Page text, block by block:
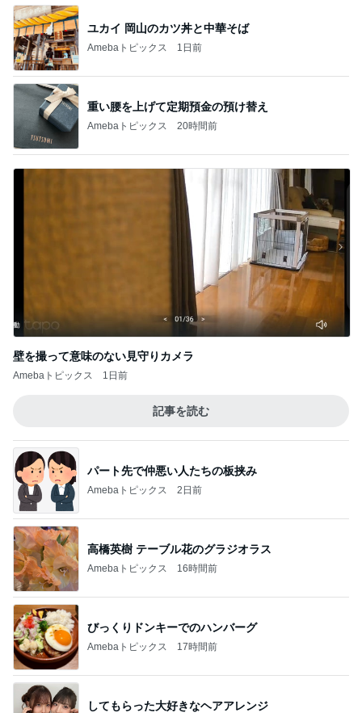
ユカイ 岡山のカツ丼と中華そば
Amebaトピックス 1日前
重い腰を上げて定期預金の預け替え
Amebaトピックス 20時間前
壁を撮って意味のない見守りカメラ
Amebaトピックス 1日前
記事を読む
パート先で仲悪い人たちの板挟み
Amebaトピックス 2日前
高橋英樹 テーブル花のグラジオラス
Amebaトピックス 16時間前
びっくりドンキーでのハンバーグ
Amebaトピックス 17時間前
してもらった大好きなヘアアレンジ